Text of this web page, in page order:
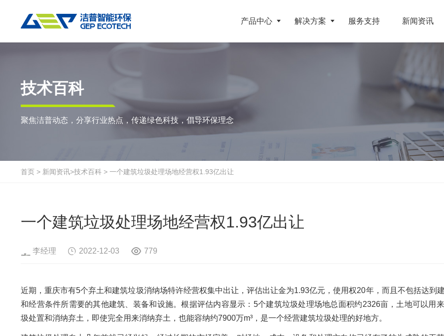
产品中心
双轴撕碎机
单轴撕碎机
液压粗碎机
环锤式粉碎机
鼓式粉碎机
通用型粉碎机
破碎设备
立轴冲击式破碎机
挤压成型设备
生物质颗粒机
液压打包机
解决方案
RDF/SRF燃料制备系统
大件垃圾资源化系统
生物质资源化系统
危险废物资源化系统
陈腐垃圾 废电池
风电叶片 废旧电缆
废桶 硬盘
废旧电路板 旧沙发床垫
江苏地区年产10万吨废纺替代燃料生产线
北京某再生资源分拣中心项目
江西大件垃圾资源化处置项目
浙江工业固废RDF燃料生产线
广东移动式建筑垃圾处理项目
服务支持 新闻资讯
技术百科
聚焦洁普动态，分享行业热点，传递绿色科技，倡导环保理念
首页 > 新闻资讯>技术百科 > 一个建筑垃圾处理场地经营权1.93亿出让
一个建筑垃圾处理场地经营权1.93亿出让
李经理 2022-12-03 779
近期，重庆市有5个弃土和建筑垃圾消纳场特许经营权集中出让，评估出让金为1.93亿元，使用权20年，而且不包括达到
和经营条件所需要的其他建筑、装备和设施。根据评估内容显示：5个建筑垃圾处理场地总面积约2326亩，土地可以用
圾处置和消纳弃土，即使完全用来消纳弃土，也能容纳约7900万m³，是一个经营建筑垃圾处理的好地方。